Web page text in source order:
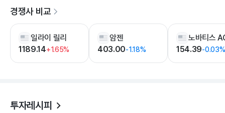
경쟁사 비교
일라이 릴리
1189.14+1.65%
암젠
403.00-1.18%
노바티스
154.39-0.03%
투자레시피